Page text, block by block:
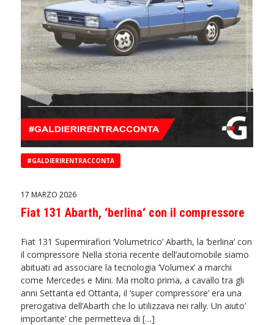
#GALDIERIRENTRACCONTA
17 MARZO 2026
Fiat 131 Abarth, ‘berlina‘ con il compressore
Fiat 131 Supermirafiori ‘Volumetrico’ Abarth, la ‘berlina‘ con
il compressore Nella storia recente dell’automobile siamo
abituati ad associare la tecnologia ‘Volumex’ a marchi
come Mercedes e Mini. Ma molto prima, a cavallo tra gli
anni Settanta ed Ottanta, il ‘super compressore’ era una
prerogativa dell’Abarth che lo utilizzava nei rally. Un aiuto’
importante’ che permetteva di […]